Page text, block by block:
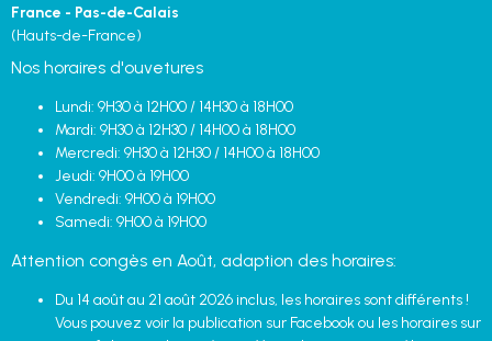
France - Pas-de-Calais
(Hauts-de-France)
Nos horaires d'ouvetures
Lundi: 9H30 à 12H00 / 14H30 à 18H00
Mardi: 9H30 à 12H30 / 14H00 à 18H00
Mercredi: 9H30 à 12H30 / 14H00 à 18H00
Jeudi: 9H00 à 19H00
Vendredi: 9H00 à 19H00
Samedi: 9H00 à 19H00
Attention congès en Août, adaption des horaires:
Du 14 août au 21 août 2026 inclus, les horaires sont différents !
Vous pouvez voir la publication sur Facebook ou les horaires sur